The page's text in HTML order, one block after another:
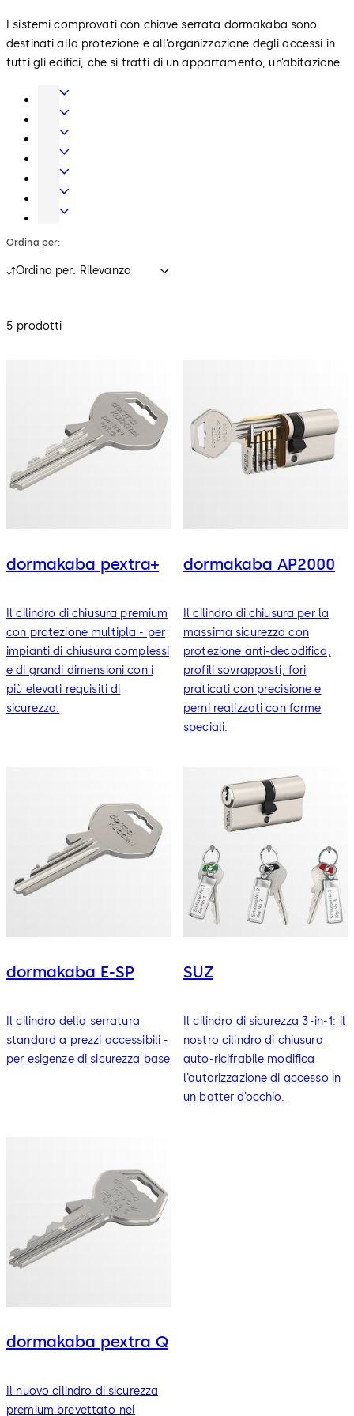
I sistemi comprovati con chiave serrata dormakaba sono
destinati alla protezione e all’organizzazione degli accessi in
tutti gli edifici, che si tratti di un appartamento, un’abitazione
Possono essere utilizzati come cilindri di chiusura con chiave
seriale o con chiave singola (come cilindri con chiave uguale o
con chiave diversa) o come cilindri per impianti di chiusura.
Accessori
prodotti
porte
Porte
automatiche,
tornelli
varchi
Cilindri
sicurezza
piani
chiusura
Controllo
accessi
raccolta
Prodotti
soluzioni
Hotel
Serrature
Pareti
Ordina per:
Ordina per: Rilevanza
5 prodotti
dormakaba pextra+
Il cilindro di chiusura premium
con protezione multipla - per
impianti di chiusura complessi
e di grandi dimensioni con i
più elevati requisiti di
sicurezza.
dormakaba AP2000
Il cilindro di chiusura per la
massima sicurezza con
protezione anti-decodifica,
profili sovrapposti, fori
praticati con precisione e
perni realizzati con forme
speciali.
dormakaba E-SP
Il cilindro della serratura
standard a prezzi accessibili -
per esigenze di sicurezza base
SUZ
Il cilindro di sicurezza 3-in-1: il
nostro cilindro di chiusura
auto-ricifrabile modifica
l’autorizzazione di accesso in
un batter d’occhio.
dormakaba pextra Q
Il nuovo cilindro di sicurezza
premium brevettato nel